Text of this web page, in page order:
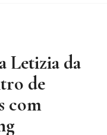
Letizia da
de
com